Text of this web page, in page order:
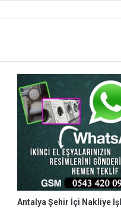
Antalya Şehir İçi Nakliye